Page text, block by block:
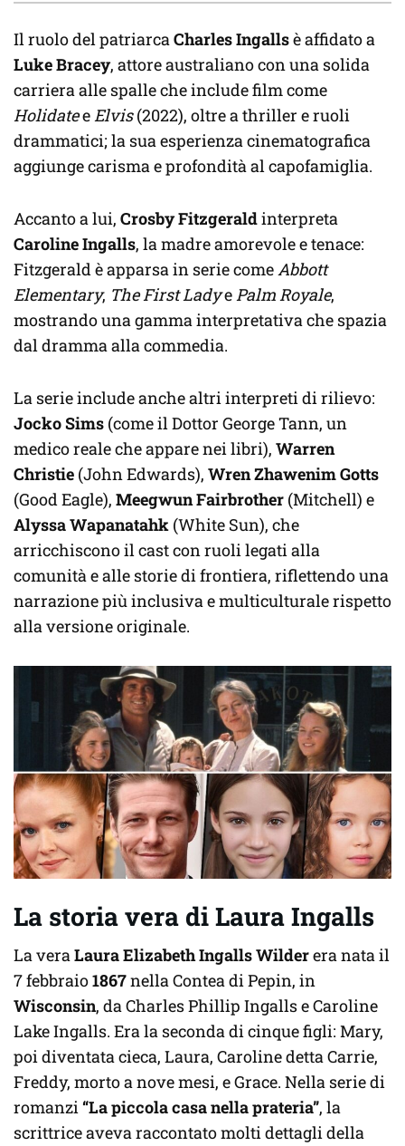
Il ruolo del patriarcaCharles Ingallsè affidato a
Luke Bracey, attore australiano con una solida
carriera alle spalle che include film come
HolidateeElvis(2022), oltre a thriller e ruoli
drammatici; la sua esperienza cinematografica
aggiunge carisma e profondità al capofamiglia.
Accanto a lui, Crosby Fitzgeraldinterpreta
Caroline Ingalls, la madre amorevole e tenace:
Fitzgerald è apparsa in serie comeAbbott
Elementary, The First LadyePalm Royale,
mostrando una gamma interpretativa che spazia
dal dramma alla commedia.
La serie include anche altri interpreti di rilievo:
Jocko Sims (come il Dottor George Tann, un
medico reale che appare nei libri), Warren
Christie (John Edwards), Wren Zhawenim Gotts
(Good Eagle), Meegwun Fairbrother (Mitchell) e
Alyssa Wapanatahk (White Sun), che
arricchiscono il cast con ruoli legati alla
comunità e alle storie di frontiera, riflettendo una
narrazione più inclusiva e multiculturale rispetto
alla versione originale.
La storia vera di Laura Ingalls
La veraLaura Elizabeth Ingalls Wilderera nata il
7 febbraio1867nella Contea di Pepin, in
Wisconsin, da Charles Phillip Ingalls e Caroline
Lake Ingalls. Era la seconda di cinque figli: Mary,
poi diventata cieca, Laura, Caroline detta Carrie,
Freddy, morto a nove mesi, e Grace. Nella serie di
romanzi“La piccola casa nella prateria”, la
scrittrice aveva raccontato molti dettagli della